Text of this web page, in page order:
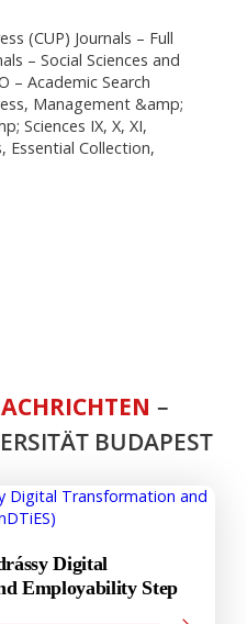
(CUP) Journals – Full
– Social Sciences and
– Academic Search
Management &amp;
Sciences IX, X, XI,
Essential Collection,
–
BUDAPEST
Digital
Employability Step